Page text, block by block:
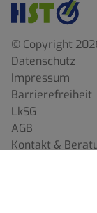
© Copyright
Datenschutz
Impressum
Barrierefreiheit
LkSG
AGB
Kontakt &